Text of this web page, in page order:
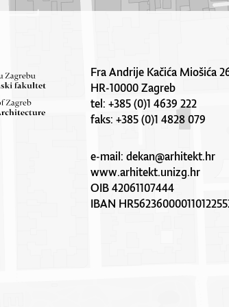
Fra Andrije Kačića Miošića
HR-10000 Zagreb
tel: +385 (0)1 4639 222
faks: +385 (0)1 4828 079
e-mail:dekan@arhitekt.hr
www.arhitekt.unizg.hr
OIB 42061107444
IBAN